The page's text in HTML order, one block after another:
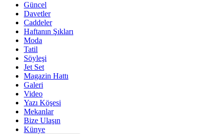
Güncel
Davetler
Caddeler
Haftanın Şıkları
Moda
Tatil
Söyleşi
Jet Set
Magazin Hattı
Galeri
Video
Yazı Köşesi
Mekanlar
Bize Ulaşın
Künye